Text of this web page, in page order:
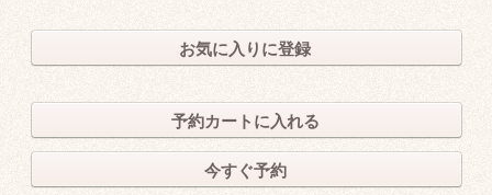
お気に入りに登録
予約カートに入れる
今すぐ予約